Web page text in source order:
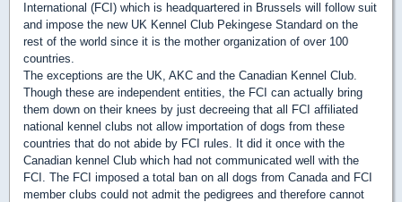
International (FCI) which is headquartered in Brussels will follow suit
and impose the new UK Kennel Club Pekingese Standard on the
rest of the world since it is the mother organization of over 100
countries.
The exceptions are the UK, AKC and the Canadian Kennel Club.
Though these are independent entities, the FCI can actually bring
them down on their knees by just decreeing that all FCI affiliated
national kennel clubs not allow importation of dogs from these
countries that do not abide by FCI rules. It did it once with the
Canadian kennel Club which had not communicated well with the
FCI. The FCI imposed a total ban on all dogs from Canada and FCI
member clubs could not admit the pedigrees and therefore cannot